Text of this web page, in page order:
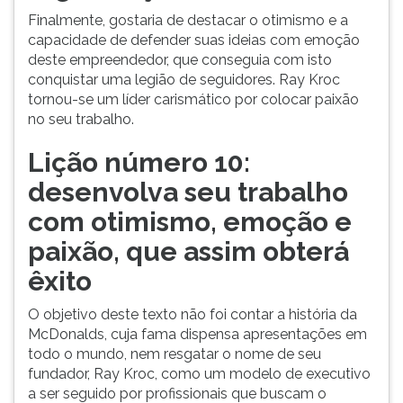
Finalmente, gostaria de destacar o otimismo e a
capacidade de defender suas ideias com emoção
deste empreendedor, que conseguia com isto
conquistar uma legião de seguidores. Ray Kroc
tornou-se um líder carismático por colocar paixão
no seu trabalho.
Lição número 10:
desenvolva seu trabalho
com otimismo, emoção e
paixão, que assim obterá
êxito
O objetivo deste texto não foi contar a história da
McDonalds, cuja fama dispensa apresentações em
todo o mundo, nem resgatar o nome de seu
fundador, Ray Kroc, como um modelo de executivo
a ser seguido por profissionais que buscam o